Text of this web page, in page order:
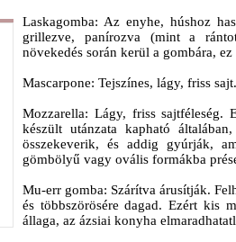
Laskagomba: Az enyhe, húshoz
grillezve, panírozva (mint a
növekedés során kerül a gombára, ez
Mascarpone: Tejszínes, lágy, friss
Mozzarella: Lágy, friss sajtféleség.
készült utánzata kapható
összekeverik, és addig gyúrják,
gömbölyű vagy ovális formákba
Mu-err gomba: Szárítva árusítják.
és többszörösére dagad. Ezért kis
állaga, az ázsiai konyha